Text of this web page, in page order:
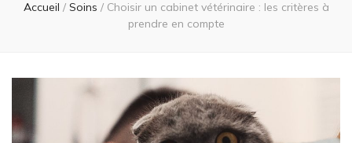
Accueil / Soins / Choisir un cabinet vétérinaire : les critères à
prendre en compte